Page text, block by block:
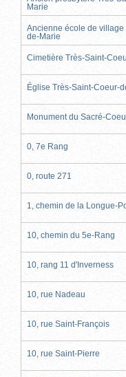
Marie
Ancienne école de
de-Marie
Cimetière Très-Saint-
Église Très-Saint-Coeur-
Monument du Sacré-
0, 7e Rang
0, route 271
1, chemin de la Longue-
10, chemin du 5e-Rang
10, rang 11 d'Inverness
10, rue Nadeau
10, rue Saint-François
10, rue Saint-Pierre